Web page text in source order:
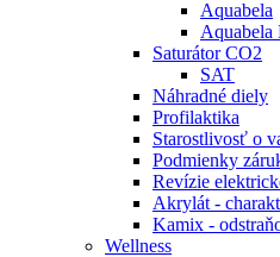
Aquabela
Aquabela
Saturátor CO2
SAT
Náhradné diely
Profilaktika
Starostlivosť o
Podmienky
Revízie
Akrylát -
Kamix -
Wellness